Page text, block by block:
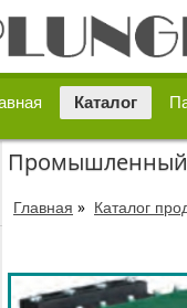
Каталог
Промышленный
Главная » Каталог